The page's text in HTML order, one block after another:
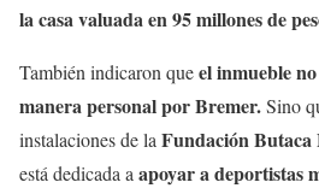
la casa valuada en 95 millones de
También indicaron queel inmueble
manera personal por Bremer.Sino
instalaciones de la Fundación Butaca
está dedicada a apoyar a deportistas